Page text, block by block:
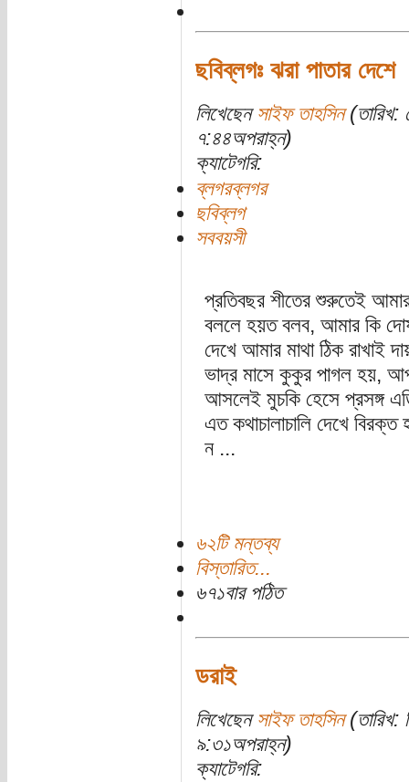
ছবিব্লগঃ ঝরা পাতার দেশে
লিখেছেন সাইফ তাহসিন(তারিখ:
৭:৪৪অপরাহ্ন)
ক্যাটেগরি:
ব্লগরব্লগর
ছবিব্লগ
সববয়সী
প্রতিবছর শীতের শুরুতেই আমার
বললে হয়ত বলব, আমার কি
দেখে আমার মাথা ঠিক রাখাই
ভাদ্র মাসে কুকুর পাগল হয়,
আসলেই মুচকি হেসে প্রসঙ্গ
এত কথাচালাচালি দেখে
ন ...
৬২টি মন্তব্য
বিস্তারিত...
৬৭১বার পঠিত
ডরাই
লিখেছেন সাইফ তাহসিন(তারিখ:
৯:৩১অপরাহ্ন)
ক্যাটেগরি: